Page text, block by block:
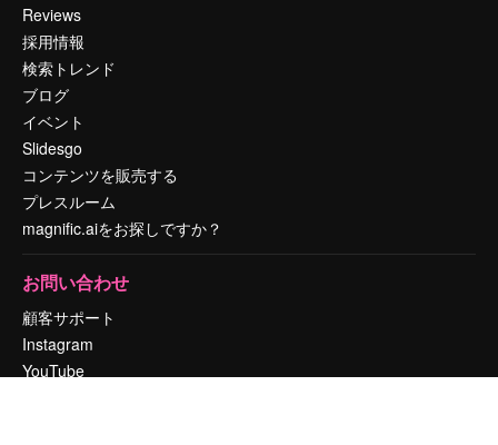
Reviews
採用情報
検索トレンド
ブログ
イベント
Slidesgo
コンテンツを販売する
プレスルーム
magnific.aiをお探しですか？
お問い合わせ
顧客サポート
Instagram
YouTube